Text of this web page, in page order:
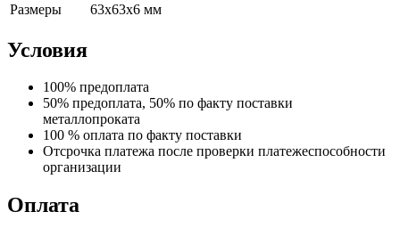
Размеры
63х63х6 мм
Условия
100% предоплата
50% предоплата, 50% по факту поставки
металлопроката
100 % оплата по факту поставки
Отсрочка платежа после проверки платежеспособности
организации
Оплата